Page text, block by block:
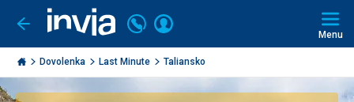
Ísť
späť
Invia.sk
Volajte
+421
2
3221
0491
Prihlásiť
Menu
Dovolenka Last Minute Taliansko